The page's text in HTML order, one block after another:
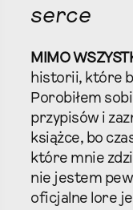
serce
MIMO
historii, które
Porobiłem
przypisów i
książce, bo
które mnie
nie jestem
oficjalne lore je